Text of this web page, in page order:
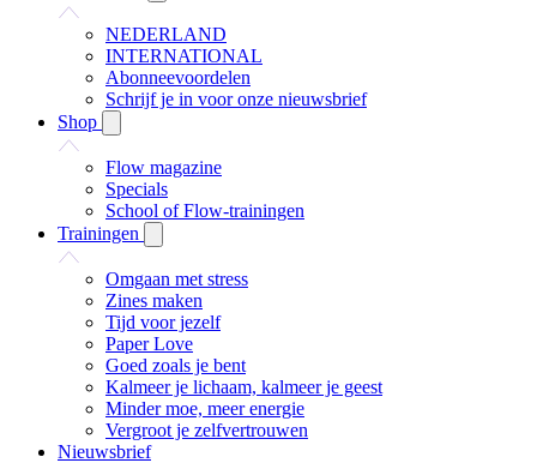
NEDERLAND
INTERNATIONAL
Abonneevoordelen
Schrijf je in voor onze nieuwsbrief
Shop
Flow magazine
Specials
School of Flow-trainingen
Trainingen
Omgaan met stress
Zines maken
Tijd voor jezelf
Paper Love
Goed zoals je bent
Kalmeer je lichaam, kalmeer je geest
Minder moe, meer energie
Vergroot je zelfvertrouwen
Nieuwsbrief